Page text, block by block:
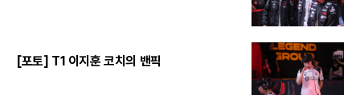
[포토] T1 이지훈 코치의 밴픽